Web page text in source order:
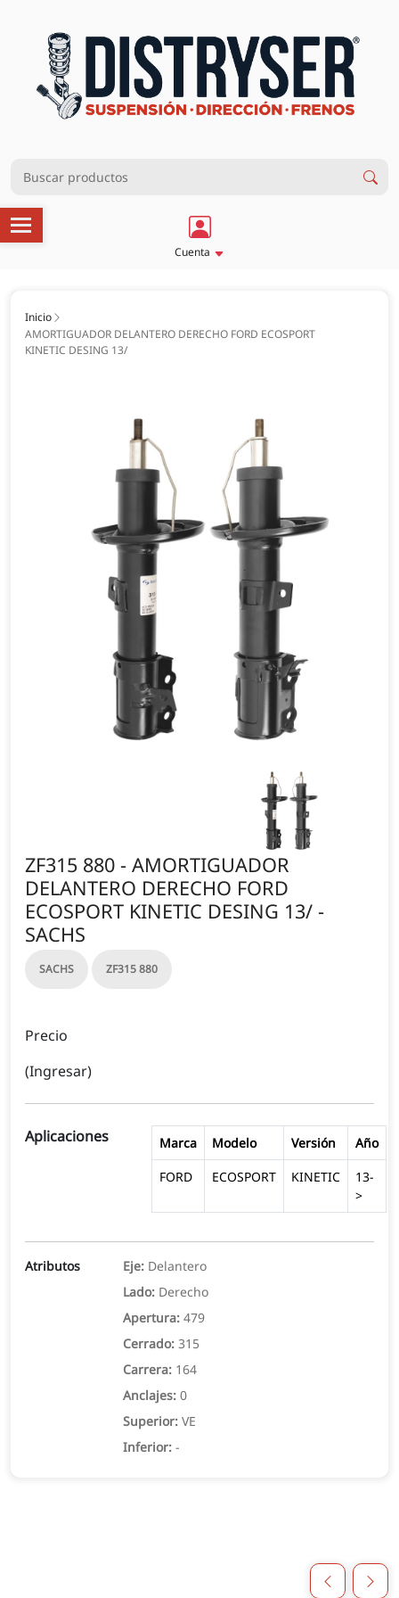
Cuenta
Inicio
AMORTIGUADOR DELANTERO DERECHO FORD ECOSPORT
KINETIC DESING 13/
ZF315 880 - AMORTIGUADOR
DELANTERO DERECHO FORD
ECOSPORT KINETIC DESING 13/ -
SACHS
SACHS ZF315 880
Precio
(Ingresar)
Aplicaciones Marca Modelo Versión
Año
FORD
ECOSPORT KINETIC
13-
>
Atributos Eje: Delantero
Lado: Derecho
Apertura: 479
Cerrado: 315
Carrera: 164
Anclajes: 0
Superior: VE
Inferior: -